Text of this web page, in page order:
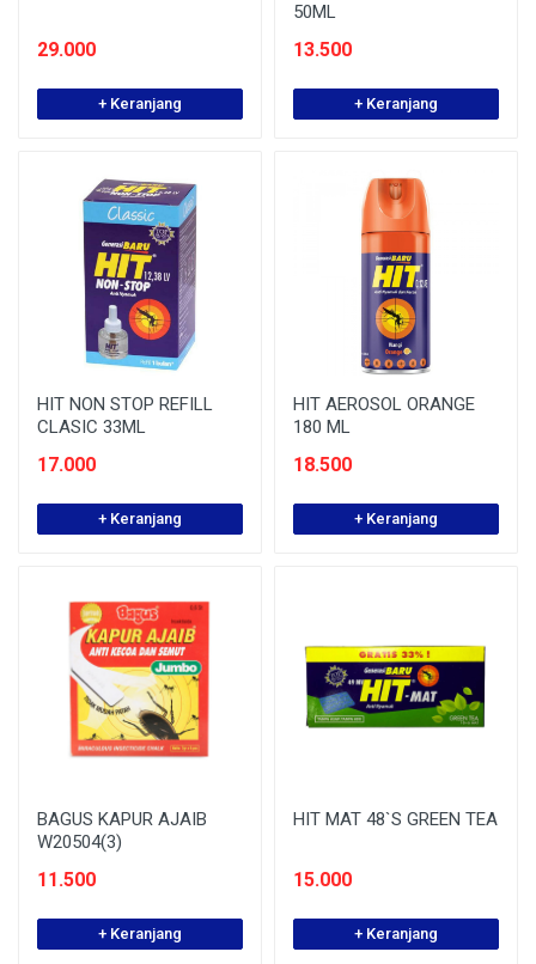
29.000
+ Keranjang
50ML
13.500
+ Keranjang
HIT NON STOP REFILL
CLASIC 33ML
17.000
+ Keranjang
HIT AEROSOL ORANGE
180 ML
18.500
+ Keranjang
BAGUS KAPUR AJAIB
W20504(3)
11.500
+ Keranjang
HIT MAT 48`S GREEN TEA
15.000
+ Keranjang